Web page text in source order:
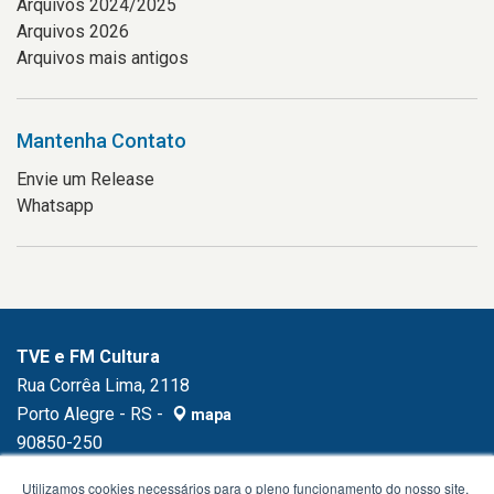
Arquivos 2024/2025
Arquivos 2026
Arquivos mais antigos
Mantenha Contato
Envie um Release
Whatsapp
TVE e FM Cultura
Rua Corrêa Lima, 2118
Porto Alegre - RS -
mapa
90850-250
Utilizamos cookies necessários para o pleno funcionamento do nosso site,